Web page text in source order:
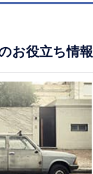
お役立ち情報